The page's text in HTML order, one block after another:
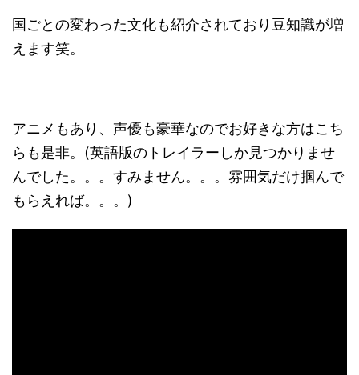
国ごとの変わった文化も紹介されており豆知識が増
えます笑。
アニメもあり、声優も豪華なのでお好きな方はこち
らも是非。(英語版のトレイラーしか見つかりませ
んでした。。。すみません。。。雰囲気だけ掴んで
もらえれば。。。)